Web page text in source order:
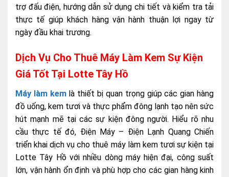
trợ đấu điện, hướng dẫn sử dụng chi tiết và kiểm tra tải
thực tế giúp khách hàng vận hành thuận lợi ngay từ
ngày đầu khai trương.
Dịch Vụ Cho Thuê Máy Làm Kem Sự Kiện
Giá Tốt Tại Lotte Tây Hồ
Máy làm kemlà thiết bị quan trọng giúp các gian hàng
đồ uống, kem tươi và thực phẩm đông lạnh tạo nên sức
hút mạnh mẽ tại các sự kiện đông người. Hiểu rõ nhu
cầu thực tế đó, Điện Máy – Điện Lạnh Quang Chiến
triển khai dịch vụ cho thuê máy làm kem tươi sự kiện tại
Lotte Tây Hồ với nhiều dòng máy hiện đại, công suất
lớn, vận hành ổn định và phù hợp cho các gian hàng kinh